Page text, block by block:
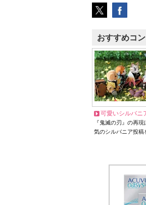
おすすめコ
可愛いシルバニ
『鬼滅の刃』の再現
気のシルバニア投稿